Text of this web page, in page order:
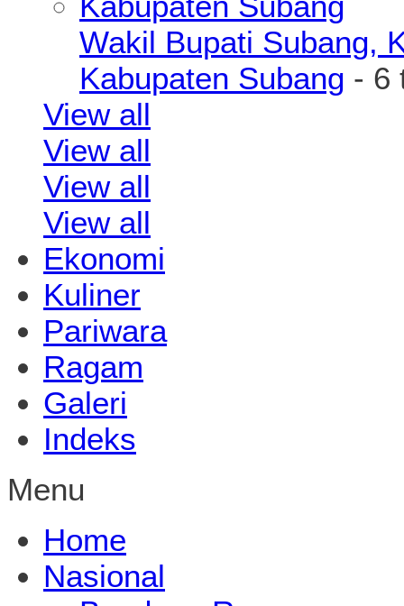
Wakil Bupati Subang,
Kabupaten Subang - 6
View all
View all
View all
View all
Ekonomi
Kuliner
Pariwara
Ragam
Galeri
Indeks
Menu
Home
Nasional